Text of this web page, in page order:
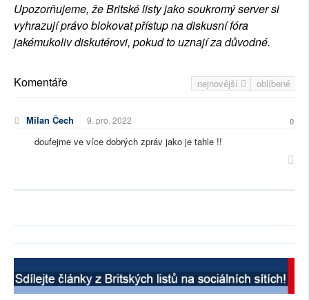
Upozorňujeme, že Britské listy jako soukromý server si
vyhrazují právo blokovat přístup na diskusní fóra
jakémukoliv diskutérovi, pokud to uznají za důvodné.
nejnovější oblíbené
Komentáře
Milan Čech 9. pro. 2022 0
doufejme ve více dobrých zpráv jako je tahle !!